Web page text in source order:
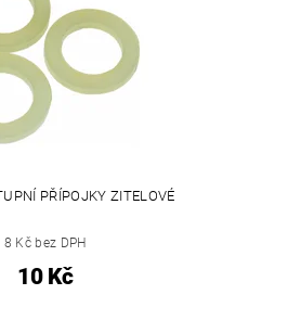
PŘÍPOJKY ZITELOVÉ
8 Kč bez DPH
10 Kč